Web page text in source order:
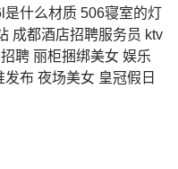
是什么材质 506寝室的灯
成都酒店招聘服务员 ktv
聘 丽柜捆绑美女 娱乐
发布 夜场美女 皇冠假日